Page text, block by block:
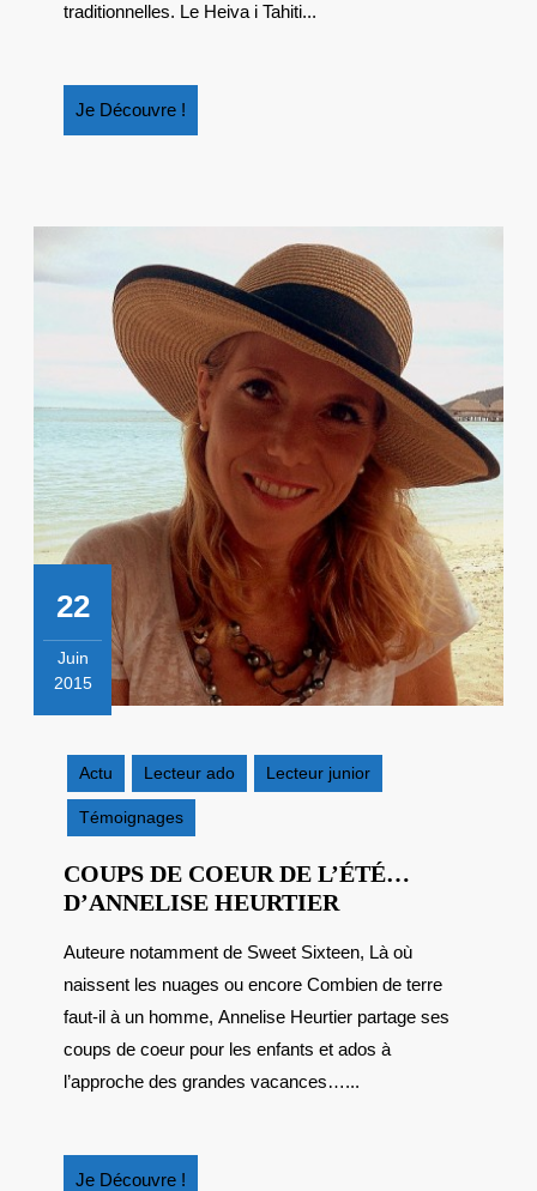
traditionnelles. Le Heiva i Tahiti...
Je Découvre !
Découvre
22
Juin
2015
2015
Actu
Lecteur ado Lecteur junior
Témoignages
COUPS DE COEUR DE L’ÉTÉ…
D’ANNELISE HEURTIER
COEUR
DE
L’ÉTÉ…
D’ANNELISE
Auteure notamment de Sweet Sixteen, Là où
naissent les nuages ou encore Combien de terre
faut-il à un homme, Annelise Heurtier partage ses
coups de coeur pour les enfants et ados à
l’approche des grandes vacances…...
Je Découvre !